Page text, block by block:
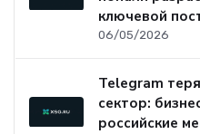
ключевой
06/05/2026
Telegram
сектор:
российские